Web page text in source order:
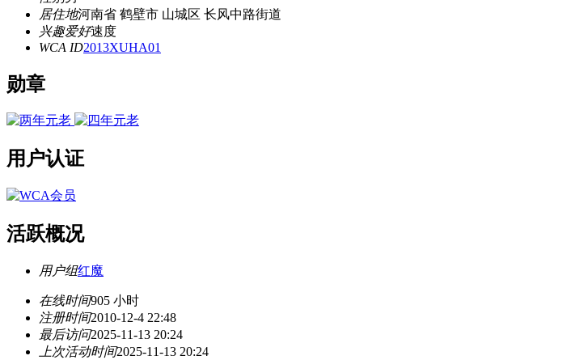
居住地河南省 鹤壁市 山城区 长风中路街道
兴趣爱好速度
WCA ID2013XUHA01
勋章
用户认证
活跃概况
用户组红魔
在线时间905 小时
注册时间2010-12-4 22:48
最后访问2025-11-13 20:24
上次活动时间2025-11-13 20:24